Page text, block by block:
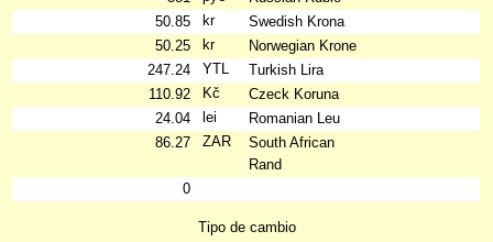
50.85
kr
Swedish Krona
50.25
kr
Norwegian Krone
247.24
YTL
Turkish Lira
110.92
Kč
Czeck Koruna
24.04
lei
Romanian Leu
86.27
ZAR
South African
Rand
0
Tipo de cambio